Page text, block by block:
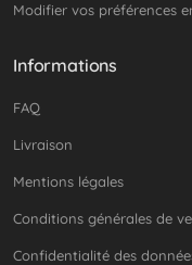
Modifier vos préférences
Informations
FAQ
Livraison
Mentions légales
Conditions générales de
Confidentialité des